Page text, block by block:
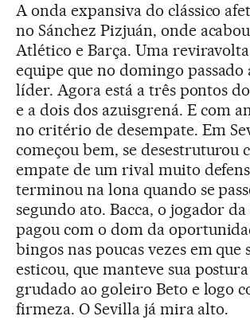
A onda expansiva do clássico
no Sánchez Pizjuán, onde
Atlético e Barça. Uma
equipe que no domingo passado
líder. Agora está a três pontos
e a dois dos azuisgrená. E com
no critério de desempate. Em
começou bem, se desestruturou
empate de um rival muito
terminou na lona quando se
segundo ato. Bacca, o jogador
pagou com o dom da
bingos nas poucas vezes em que
esticou, que manteve sua
grudado ao goleiro Beto e logo
firmeza. O Sevilla já mira alto.